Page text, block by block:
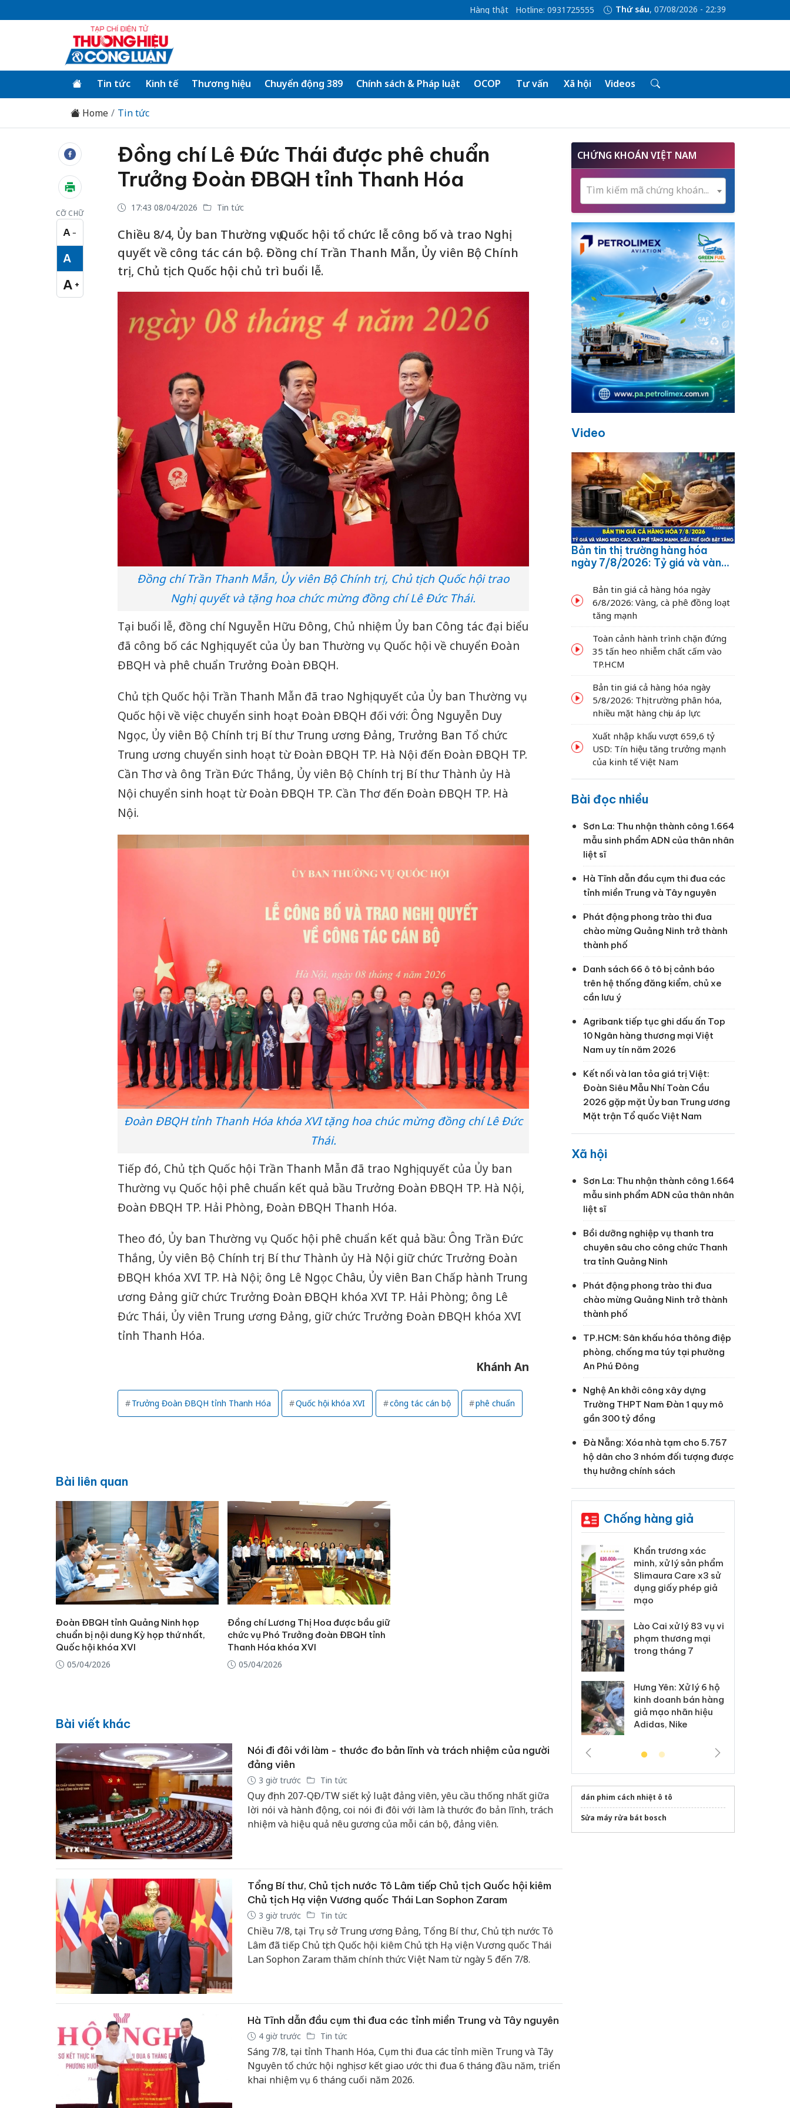
Hàng thật Hotline: 0931725555 Thứ sáu, 07/08/2026 - 22:39
Tin tức Kinh tế Thương hiệu Chuyển động 389 Chính sách & Pháp luật OCOP Tư vấn Xã hội Videos
Home Tin tức
CỠ CHỮ
A −
Cỡ chữ nhỏ
A
Cỡ chữ vừa
A +
Cỡ chữ lớn
Đồng chí Lê Đức Thái được phê chuẩn
Trưởng Đoàn ĐBQH tỉnh Thanh Hóa
17:43 08/04/2026 Tin tức
Chiều 8/4, Ủy ban Thường vụ Quốc hội tổ chức lễ công bố và trao Nghị
quyết về công tác cán bộ. Đồng chí Trần Thanh Mẫn, Ủy viên Bộ Chính
trị, Chủ tịch Quốc hội chủ trì buổi lễ.
Đồng chí Trần Thanh Mẫn, Ủy viên Bộ Chính trị, Chủ tịch Quốc hội trao
Nghị quyết và tặng hoa chức mừng đồng chí Lê Đức Thái.
Tại buổi lễ, đồng chí Nguyễn Hữu Đông, Chủ nhiệm Ủy ban Công tác đại biểu
đã công bố các Nghị quyết của Ủy ban Thường vụ Quốc hội về chuyển Đoàn
ĐBQH và phê chuẩn Trưởng Đoàn ĐBQH.
Chủ tịch Quốc hội Trần Thanh Mẫn đã trao Nghị quyết của Ủy ban Thường vụ
Quốc hội về việc chuyển sinh hoạt Đoàn ĐBQH đối với: Ông Nguyễn Duy
Ngọc, Ủy viên Bộ Chính trị, Bí thư Trung ương Đảng, Trưởng Ban Tổ chức
Trung ương chuyển sinh hoạt từ Đoàn ĐBQH TP. Hà Nội đến Đoàn ĐBQH TP.
Cần Thơ và ông Trần Đức Thắng, Ủy viên Bộ Chính trị, Bí thư Thành ủy Hà
Nội chuyển sinh hoạt từ Đoàn ĐBQH TP. Cần Thơ đến Đoàn ĐBQH TP. Hà
Nội.
Đoàn ĐBQH tỉnh Thanh Hóa khóa XVI tặng hoa chúc mừng đồng chí Lê Đức
Thái.
Tiếp đó, Chủ tịch Quốc hội Trần Thanh Mẫn đã trao Nghị quyết của Ủy ban
Thường vụ Quốc hội phê chuẩn kết quả bầu Trưởng Đoàn ĐBQH TP. Hà Nội,
Đoàn ĐBQH TP. Hải Phòng, Đoàn ĐBQH Thanh Hóa.
Theo đó, Ủy ban Thường vụ Quốc hội phê chuẩn kết quả bầu: Ông Trần Đức
Thắng, Ủy viên Bộ Chính trị, Bí thư Thành ủy Hà Nội giữ chức Trưởng Đoàn
ĐBQH khóa XVI TP. Hà Nội; ông Lê Ngọc Châu, Ủy viên Ban Chấp hành Trung
ương Đảng giữ chức Trưởng Đoàn ĐBQH khóa XVI TP. Hải Phòng; ông Lê
Đức Thái, Ủy viên Trung ương Đảng, giữ chức Trưởng Đoàn ĐBQH khóa XVI
tỉnh Thanh Hóa.
Khánh An
Trưởng Đoàn ĐBQH tỉnh Thanh Hóa Quốc hội khóa XVI công tác cán bộ phê chuẩn
Bài liên quan
Đoàn ĐBQH tỉnh Quảng Ninh họp
chuẩn bị nội dung Kỳ họp thứ nhất,
Quốc hội khóa XVI
05/04/2026
Đồng chí Lương Thị Hoa được bầu giữ
chức vụ Phó Trưởng đoàn ĐBQH tỉnh
Thanh Hóa khóa XVI
05/04/2026
Bài viết khác
Nói đi đôi với làm - thước đo bản lĩnh và trách nhiệm của người
đảng viên
3 giờ trước Tin tức
Quy định 207-QĐ/TW siết kỷ luật đảng viên, yêu cầu thống nhất giữa
lời nói và hành động, coi nói đi đôi với làm là thước đo bản lĩnh, trách
nhiệm và hiệu quả nêu gương của mỗi cán bộ, đảng viên.
Tổng Bí thư, Chủ tịch nước Tô Lâm tiếp Chủ tịch Quốc hội kiêm
Chủ tịch Hạ viện Vương quốc Thái Lan Sophon Zaram
3 giờ trước Tin tức
Chiều 7/8, tại Trụ sở Trung ương Đảng, Tổng Bí thư, Chủ tịch nước Tô
Lâm đã tiếp Chủ tịch Quốc hội kiêm Chủ tịch Hạ viện Vương quốc Thái
Lan Sophon Zaram thăm chính thức Việt Nam từ ngày 5 đến 7/8.
Hà Tĩnh dẫn đầu cụm thi đua các tỉnh miền Trung và Tây nguyên
4 giờ trước Tin tức
Sáng 7/8, tại tỉnh Thanh Hóa, Cụm thi đua các tỉnh miền Trung và Tây
Nguyên tổ chức hội nghị sơ kết giao ước thi đua 6 tháng đầu năm, triển
khai nhiệm vụ 6 tháng cuối năm 2026.
CHỨNG KHOÁN VIỆT NAM
Tìm kiếm mã chứng khoán...
Video
Bản tin thị trường hàng hóa
ngày 7/8/2026: Tỷ giá và vàng
dầu thế giới bật tăng
Bản tin giá cả hàng hóa ngày
6/8/2026: Vàng, cà phê đồng loạt
tăng mạnh
Toàn cảnh hành trình chặn đứng
35 tấn heo nhiễm chất cấm vào
TP.HCM
Bản tin giá cả hàng hóa ngày
5/8/2026: Thị trường phân hóa,
nhiều mặt hàng chịu áp lực
Xuất nhập khẩu vượt 659,6 tỷ
USD: Tín hiệu tăng trưởng mạnh
của kinh tế Việt Nam
Bài đọc nhiều
Sơn La: Thu nhận thành công 1.664
mẫu sinh phẩm ADN của thân nhân
liệt sĩ
Hà Tĩnh dẫn đầu cụm thi đua các
tỉnh miền Trung và Tây nguyên
Phát động phong trào thi đua
chào mừng Quảng Ninh trở thành
thành phố
Danh sách 66 ô tô bị cảnh báo
trên hệ thống đăng kiểm, chủ xe
cần lưu ý
Agribank tiếp tục ghi dấu ấn Top
10 Ngân hàng thương mại Việt
Nam uy tín năm 2026
Kết nối và lan tỏa giá trị Việt:
Đoàn Siêu Mẫu Nhí Toàn Cầu
2026 gặp mặt Ủy ban Trung ương
Mặt trận Tổ quốc Việt Nam
Xã hội
Sơn La: Thu nhận thành công 1.664
mẫu sinh phẩm ADN của thân nhân
liệt sĩ
Bồi dưỡng nghiệp vụ thanh tra
chuyên sâu cho công chức Thanh
tra tỉnh Quảng Ninh
Phát động phong trào thi đua
chào mừng Quảng Ninh trở thành
thành phố
TP.HCM: Sân khấu hóa thông điệp
phòng, chống ma túy tại phường
An Phú Đông
Nghệ An khởi công xây dựng
Trường THPT Nam Đàn 1 quy mô
gần 300 tỷ đồng
Đà Nẵng: Xóa nhà tạm cho 5.757
hộ dân cho 3 nhóm đối tượng được
thụ hưởng chính sách
Chống hàng giả
Cà Mau: Tiêu hủy
công khai hàng ngàn
sản phẩm nhập lậu,
bảo vệ môi trường
kinh doanh
Công an Thanh Hóa
tìm bị hại trong vụ
Cà Mau: Tiêu hủy
công khai hàng ngàn
sản phẩm nhập lậu,
bảo vệ môi trường
kinh doanh
Công an Thanh Hóa
tìm bị hại trong vụ
án sản xuất, buôn
Thanh Hóa: Tìm bị
hại trong vụ án buôn
bán bình sữa
Moyuum giả
dán phim cách nhiệt ô tô
Sửa máy rửa bát bosch